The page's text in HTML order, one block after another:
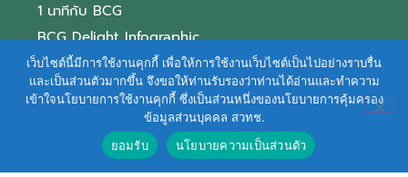
1 นาทีกับ BCG
BCG Delight Infographic
สื่อประชาสัมพันธ์
e-Book Series
ตัวอย่างธุรกิจ BCG
ข่าวและบทความ
เว็บไซต์นี้มีการใช้งานคุกกี้ เพื่อให้การใช้งานเว็บไซต์เป็นไปอย่างราบรื่น
และเป็นส่วนตัวมากขึ้น จึงขอให้ท่านรับรองว่าท่านได้อ่านและทำความ
เข้าใจนโยบายการใช้งานคุกกี้ ซึ่งเป็นส่วนหนึ่งของนโยบายการคุ้มครอง
ข้อมูลส่วนบุคคล สวทช.
ยอมรับ
นโยบายความเป็นส่วนตัว